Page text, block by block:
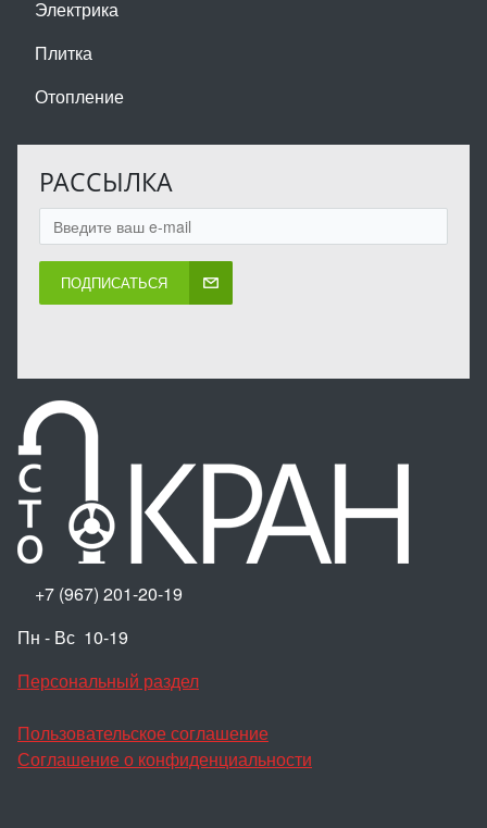
Электрика
Плитка
Отопление
РАССЫЛКА
ПОДПИСАТЬСЯ
+7 (967) 201-20-19
Пн - Вс 10-19
Персональный раздел
Пользовательское соглашение
Соглашение о конфиденциальности